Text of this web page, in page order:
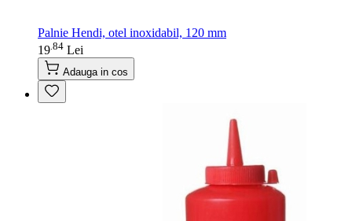
Palnie Hendi, otel inoxidabil, 120 mm
19 84 Lei
Adauga in cos